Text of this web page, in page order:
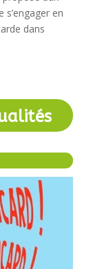
s’engager en
dans